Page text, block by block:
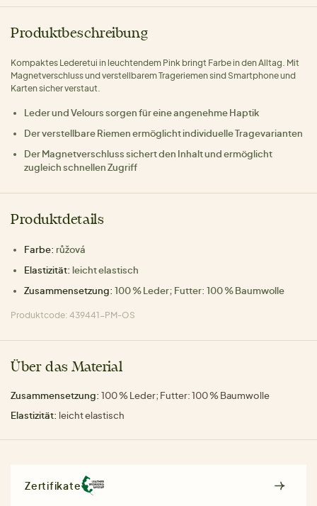
Produktbeschreibung
Kompaktes Lederetui in leuchtendem Pink bringt Farbe in den Alltag. Mit
Magnetverschluss und verstellbarem Trageriemen sind Smartphone und
Karten sicher verstaut.
Leder und Velours sorgen für eine angenehme Haptik
Der verstellbare Riemen ermöglicht individuelle Tragevarianten
Der Magnetverschluss sichert den Inhalt und ermöglicht
zugleich schnellen Zugriff
Produktdetails
Farbe: růžová
Elastizität: leicht elastisch
Zusammensetzung: 100 % Leder; Futter: 100 % Baumwolle
Produktcode: 439441-PM-OS
Über das Material
Zusammensetzung: 100 % Leder; Futter: 100 % Baumwolle
Elastizität: leicht elastisch
Zertifikate